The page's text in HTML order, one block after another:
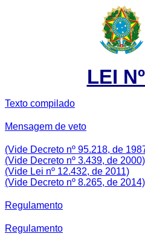
LEI
Texto compilado
Mensagem de veto
(Vide Decreto nº 95.218, de
(Vide Decreto nº 3.439, de 2000)
(Vide Lei nº 12.432, de 2011)
(Vide Decreto nº 8.265, de 2014)
Regulamento
Regulamento